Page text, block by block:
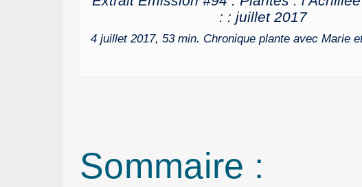
: : juillet 2017
4 juillet 2017, 53 min. Chronique plante avec Marie
Sommaire :